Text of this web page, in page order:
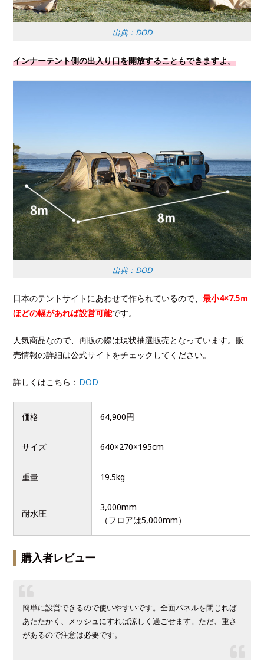
出典：DOD
インナーテント側の出入り口を開放することもできますよ。
出典：DOD
日本のテントサイトにあわせて作られているので、最小4×7.5ｍ
ほどの幅があれば設営可能です。
人気商品なので、再販の際は現状抽選販売となっています。販
売情報の詳細は公式サイトをチェックしてください。
詳しくはこちら： DOD
価格 64,900円
サイズ 640×270×195cm
重量 19.5kg
耐水圧
3,000mm
（フロアは5,000mm）
購入者レビュー
簡単に設営できるので使いやすいです。全面パネルを閉じれば
あたたかく、メッシュにすれば涼しく過ごせます。ただ、重さ
があるので注意は必要です。